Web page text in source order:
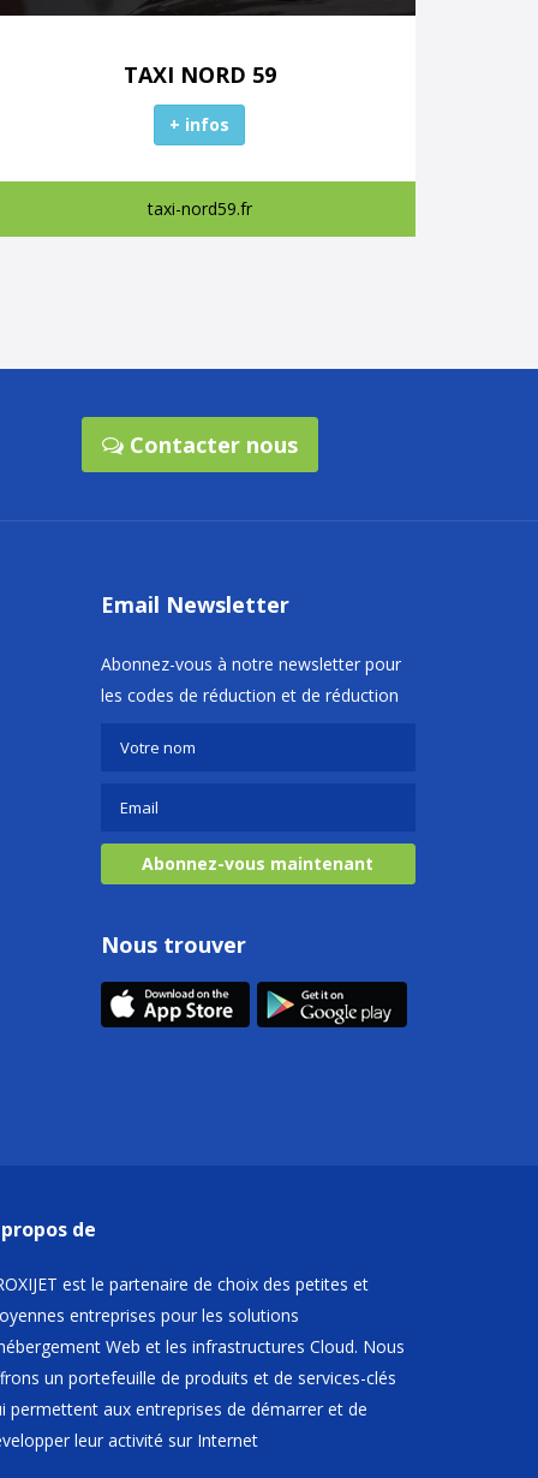
TAXI NORD 59
+ infos
taxi-nord59.fr
Contacter nous
Email Newsletter
Abonnez-vous à notre newsletter pour
les codes de réduction et de réduction
Abonnez-vous maintenant
Nous trouver
de
est le partenaire de choix des petites et
entreprises pour les solutions
Web et les infrastructures Cloud. Nous
un portefeuille de produits et de services-clés
permettent aux entreprises de démarrer et de
leur activité sur Internet